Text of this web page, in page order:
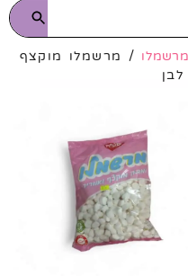
מרשמלו / מרשמלו מוקצף
לבן